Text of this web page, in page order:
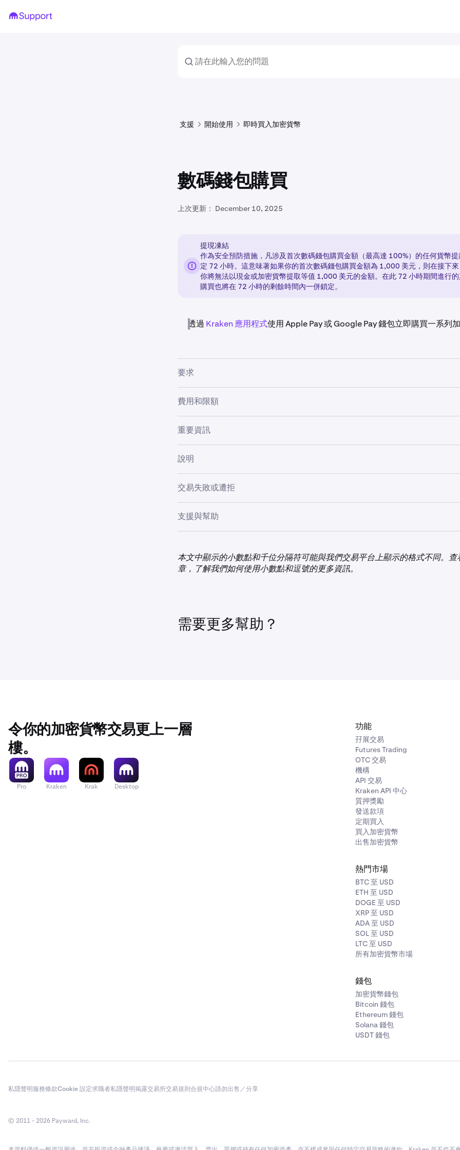
支援 開始使用 即時買入加密貨幣
數碼錢包購買
上次更新： December 10, 2025
提現凍結
作為安全預防措施，凡涉及首次數碼錢包購買金額（最高達 100%）的任何貨幣
定 72 小時。這意味著如果你的首次數碼錢包購買金額為 1,000 美元，則在接下來
你將無法以現金或加密貨幣提取等值 1,000 美元的金額。在此 72 小時期間進行
購買也將在 72 小時的剩餘時間內一併鎖定。
透過 Kraken 應用程式使用 Apple Pay 或 Google Pay 錢包立即購買一系列加
要求
• 必須驗證
•
能否存取此服務取決於手機裝置/型號，以及 Apple Pay 和 Google Pay 支
在 Kraken 驗證的居住國家/地區無關。
•
你必須持有 Visa 或 Mastercard，且持卡人法定姓名須與你的 Kraken 帳
前不支援其他卡片品牌。
• 針對美國客戶，目前僅支援扣帳卡。
費用和限額
數碼錢包購買限額是動態的，可能會隨著持續使用產品而調整。在大多數情況
使用 Kraken 的次數越多，你的限額就會增加得越多，但在某些情況下，你的
低。限額取決於多項因素，包括但不限於：你擁有 Kraken 帳戶多久、你的付
家 / 地區，以及你的交易活動。每週重設限額，無法透過聯絡客戶支援增加限
下表提供數碼錢包購買的可能限額範圍。請參閱你的帳戶設定頁面，以獲取適
限額。
• 無隱藏或額外費用，確認頁面顯示的總計價值即為 Kraken 從錢包扣除的金
• 每筆交易都有最低購買金額。
澳元
C$1,500 - C$6,500
CHF 1,000 - CHF
重要資訊
•
根據你的發卡銀行政策，他們可能會對現金預支或在線卡片購買收取額外
付的銀行收費或國際交易費用與 Kraken 費用無關，並且不在我們的控制
• 預設現金幣別是由你已驗證的居住國家/地區預先決定。
• 美國居民可以使用扣帳卡進行購買，但目前不支援信用卡。
• 可在 Kraken 應用程式內進行數碼錢包購買。少數用戶可能可透過
付方式，我們計劃很快將此服務擴展到更多用戶。
不支援提款至數碼錢包（即 Apple Pay 或 Google Pay）。
• 為了安全起見，我們可能會限制每日允許的交易量。
說明
如欲連接卡片，首先必須在 Apple Pay / Google Pay 中完成此操作。卡片連接
應用程式上進行購買時便能使用。
• 對於 Apple Pay，請查看其支援文章，了解如何
• 有關如何在 Kraken 應用程式上購買的逐步說明，請查看我們的支援文章：
程式。
交易失敗或遭拒
卡交易失敗的原因有很多：
• 你的發卡銀行不允許進行加密貨幣相關交易。
• 網站或 API 連線問題。
此處列出的原因並非詳盡無疑，因此如果您的購買持續失敗，請
支援與幫助
提供的支援文章以獲取疑難排解貼士：
本文中顯示的小數點和千位分隔符可能與我們交易平台上顯示的格式不同。查
章，了解我們如何使用小數點和逗號的更多資訊。
需要更多幫助？
令你的加密貨幣交易更上一層
樓。
Pro Kraken Krak Desktop
功能
孖展交易
Futures Trading
OTC 交易
機構
API 交易
Kraken API 中心
質押獎勵
發送款項
定期買入
買入加密貨幣
出售加密貨幣
熱門市場
BTC 至 USD
ETH 至 USD
DOGE 至 USD
XRP 至 USD
ADA 至 USD
SOL 至 USD
LTC 至 USD
所有加密貨幣市場
錢包
加密貨幣錢包
Bitcoin 錢包
Ethereum 錢包
Solana 錢包
USDT 錢包
私隱聲明服務條款Cookie 設定求職者私隱聲明揭露交易所交易規則合規中心請勿出售／分享
© 2011 - 2026 Payward, Inc.